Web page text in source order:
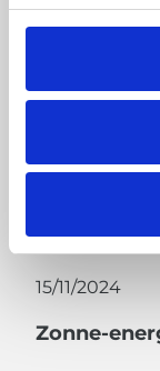
15/11/2024
Zonne-